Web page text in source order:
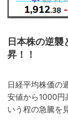
日本株の逆
昇！！
日経平均株価の
安値から1000円
いう程の急騰を